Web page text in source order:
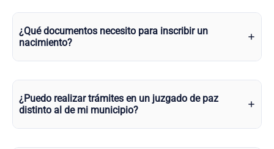
¿Qué documentos necesito para inscribir un
nacimiento?
¿Puedo realizar trámites en un juzgado de paz
distinto al de mi municipio?